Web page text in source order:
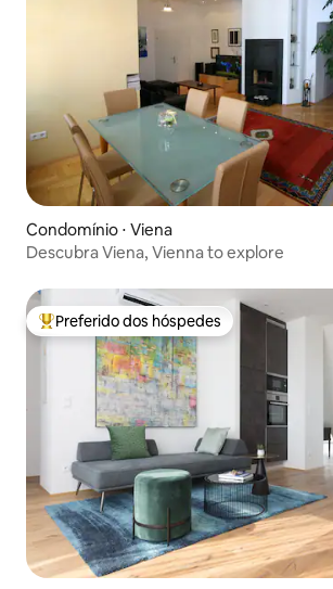
Condomínio ⋅ Viena
Descubra Viena, Vienna to explore
Entre os melhores preferidos dos hóspedes
Preferido dos hóspedes